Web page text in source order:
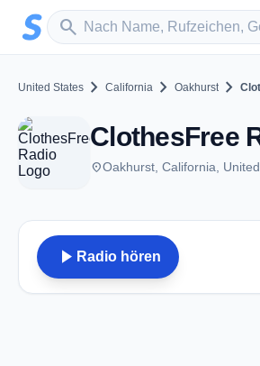
Zum Hauptinhalt springen
search
Sender suchen
United States chevron_right California chevron_right Oakhurst chevron_right
placeOakhurst, California,
play_arrow Radio hören